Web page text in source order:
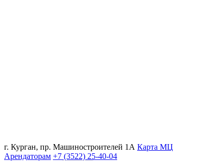
г. Курган, пр. Машиностроителей 1А Карта МЦ
Арендаторам +7 (3522) 25-40-04